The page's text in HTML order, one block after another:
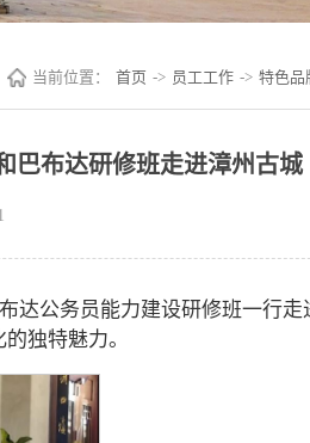
当前位置： 首页 -> 员工工作 -> 特色品
布达研修班走进漳州古城
达公务员能力建设研修班一行走
独特魅力。